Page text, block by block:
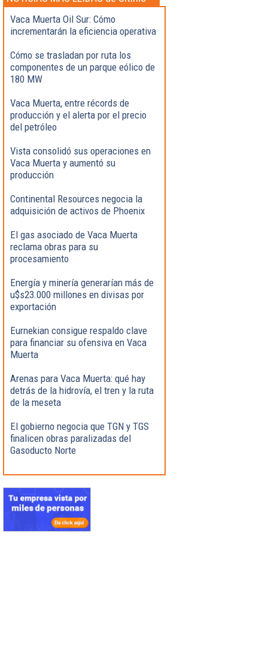
momento
Vaca Muerta Oil Sur: Cómo
incrementarán la eficiencia operativa
Cómo se trasladan por ruta los
componentes de un parque eólico de
180 MW
Vaca Muerta, entre récords de
producción y el alerta por el precio
del petróleo
Vista consolidó sus operaciones en
Vaca Muerta y aumentó su
producción
Continental Resources negocia la
adquisición de activos de Phoenix
El gas asociado de Vaca Muerta
reclama obras para su
procesamiento
Energía y minería generarían más de
u$s23.000 millones en divisas por
exportación
Eurnekian consigue respaldo clave
para financiar su ofensiva en Vaca
Muerta
Arenas para Vaca Muerta: qué hay
detrás de la hidrovía, el tren y la ruta
de la meseta
El gobierno negocia que TGN y TGS
finalicen obras paralizadas del
Gasoducto Norte